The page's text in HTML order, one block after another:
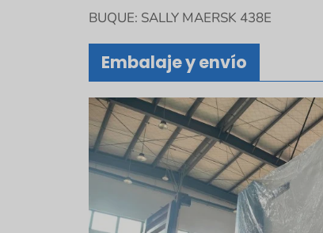
BUQUE: SALLY MAERSK 438E
Embalaje y envío